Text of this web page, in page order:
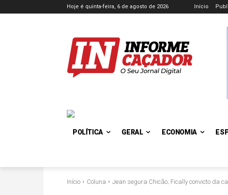
Hoje é quinta-feira, 6 de agosto de 2026 Início
POLÍTICA GERAL ECONOMIA
Início Coluna Jean segura Chicão; Fically convicto da